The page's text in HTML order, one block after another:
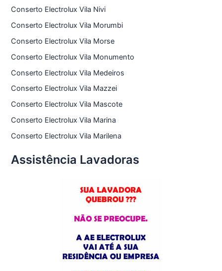
Conserto Electrolux Vila Nivi
Conserto Electrolux Vila Morumbi
Conserto Electrolux Vila Morse
Conserto Electrolux Vila Monumento
Conserto Electrolux Vila Medeiros
Conserto Electrolux Vila Mazzei
Conserto Electrolux Vila Mascote
Conserto Electrolux Vila Marina
Conserto Electrolux Vila Marilena
Assistência Lavadoras